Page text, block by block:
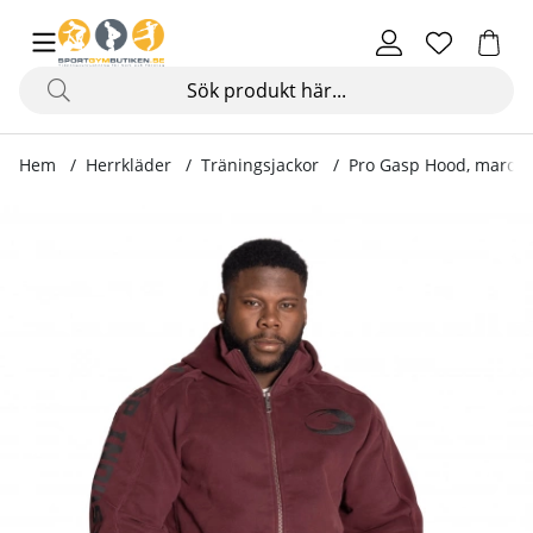
Hem Herrkläder Träningsjackor Pro Gasp Hood,